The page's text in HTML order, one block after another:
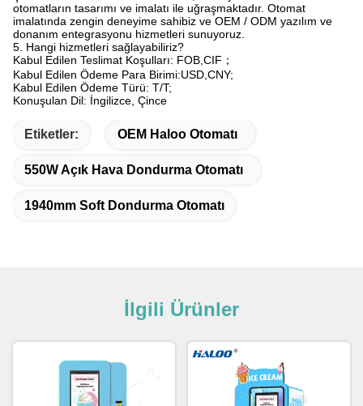
otomatların tasarımı ve imalatı ile uğraşmaktadır. Otomat
imalatında zengin deneyime sahibiz ve OEM / ODM yazılım ve
donanım entegrasyonu hizmetleri sunuyoruz.
5. Hangi hizmetleri sağlayabiliriz?
Kabul Edilen Teslimat Koşulları: FOB,CIF；
Kabul Edilen Ödeme Para Birimi:USD,CNY;
Kabul Edilen Ödeme Türü: T/T;
Konuşulan Dil: İngilizce, Çince
Etiketler: OEM Haloo Otomatı
550W Açık Hava Dondurma Otomatı
1940mm Soft Dondurma Otomatı
İlgili Ürünler